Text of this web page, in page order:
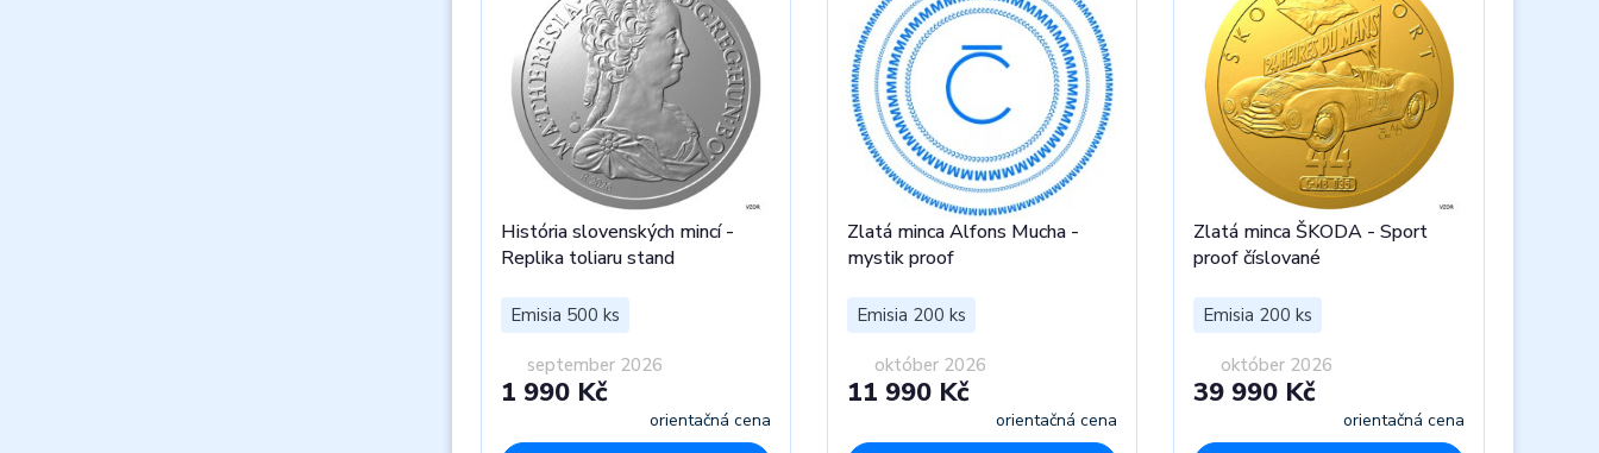
História slovenských mincí -
Replika toliaru stand
Emisia 500 ks
september 2026
1 990 Kč
orientačná cena
Zlatá minca Alfons Mucha -
mystik proof
Emisia 200 ks
október 2026
11 990 Kč
orientačná cena
Zlatá minca ŠKODA - Sport
proof číslované
Emisia 200 ks
október 2026
39 990 Kč
orientačná cena